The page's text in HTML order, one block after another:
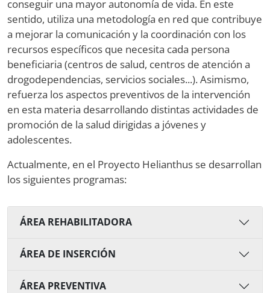
conseguir una mayor autonomía de vida. En este
sentido, utiliza una metodología en red que contribuye
a mejorar la comunicación y la coordinación con los
recursos específicos que necesita cada persona
beneficiaria (centros de salud, centros de atención a
drogodependencias, servicios sociales...). Asimismo,
refuerza los aspectos preventivos de la intervención
en esta materia desarrollando distintas actividades de
promoción de la salud dirigidas a jóvenes y
adolescentes.
Actualmente, en el Proyecto Helianthus se desarrollan
los siguientes programas:
ÁREA REHABILITADORA
ÁREA DE INSERCIÓN
ÁREA PREVENTIVA